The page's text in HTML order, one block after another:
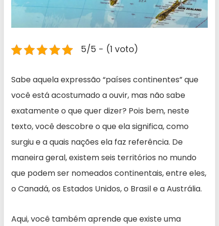
5/5 - (1 voto)
Sabe aquela expressão “países continentes” que
você está acostumado a ouvir, mas não sabe
exatamente o que quer dizer? Pois bem, neste
texto, você descobre o que ela significa, como
surgiu e a quais nações ela faz referência. De
maneira geral, existem seis territórios no mundo
que podem ser nomeados continentais, entre eles,
o Canadá, os Estados Unidos, o Brasil e a Austrália.
Aqui, você também aprende que existe uma